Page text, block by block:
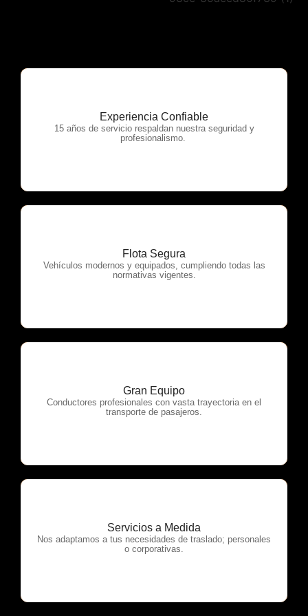
Experiencia Confiable
15 años de servicio respaldan nuestra seguridad y
profesionalismo.
OTP Servicios
Flota Segura
Vehículos modernos y equipados, cumpliendo todas las
normativas vigentes.
OTP Servicios
Gran Equipo
Conductores profesionales con vasta trayectoria en el
transporte de pasajeros.
OTP Servicios
Servicios a Medida
Nos adaptamos a tus necesidades de traslado; personales
o corporativas.
OTP Servicios